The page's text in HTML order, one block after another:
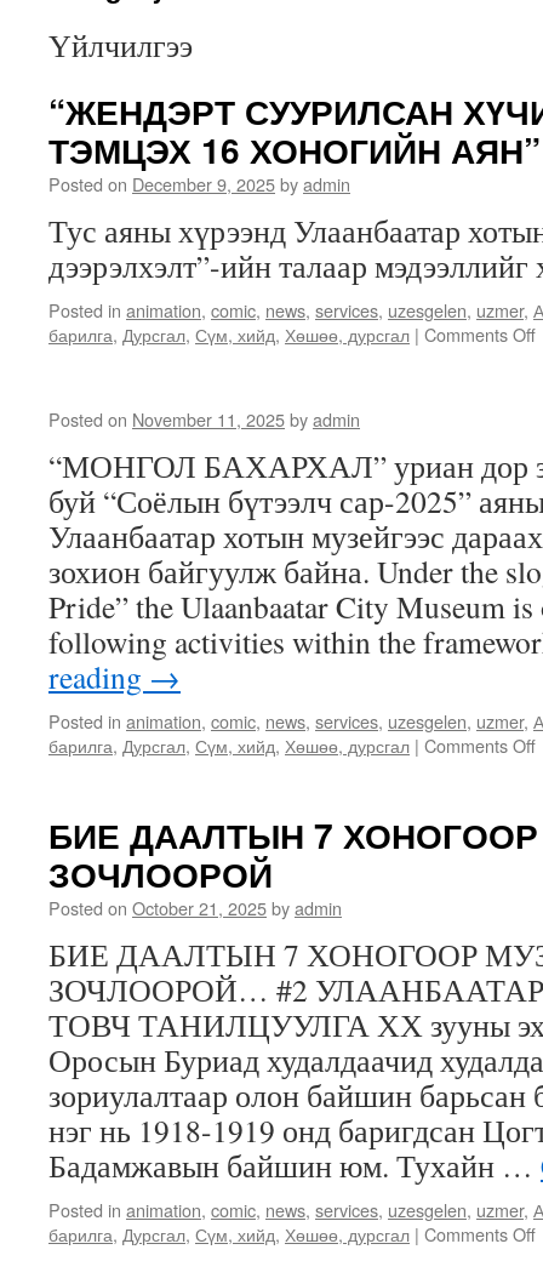
Үйлчилгээ
“ЖЕНДЭРТ СУУРИЛСАН
ТЭМЦЭХ 16 ХОНОГИЙН АЯН”
Posted on December 9, 2025byadmin
Тус аяны хүрээнд Улаанбаатар
дээрэлхэлт”-ийн талаар
Posted in animation, comic, news, services, uzesgelen, uzmer,
барилга, Дурсгал, Сүм, хийд, Хөшөө, дурсгал | Comments Off
Posted on November 11, 2025byadmin
“МОНГОЛ БАХАРХАЛ” уриан дор
буй “Соёлын бүтээлч сар-2025”
Улаанбаатар хотын музейгээс
зохион байгуулж байна. Under the
Pride” the Ulaanbaatar City Museum
following activities within the
reading →
Posted in animation, comic, news, services, uzesgelen, uzmer,
барилга, Дурсгал, Сүм, хийд, Хөшөө, дурсгал | Comments Off
БИЕ ДААЛТЫН 7
ЗОЧЛООРОЙ
Posted on October 21, 2025byadmin
БИЕ ДААЛТЫН 7 ХОНОГООР
ЗОЧЛООРОЙ… #2
ТОВЧ ТАНИЛЦУУЛГА ХХ зууны
Оросын Буриад худалдаачид
зориулалтаар олон байшин барьсан
нэг нь 1918-1919 онд баригдсан
Бадамжавын байшин юм. Тухайн …
Posted in animation, comic, news, services, uzesgelen, uzmer,
барилга, Дурсгал, Сүм, хийд, Хөшөө, дурсгал | Comments Off